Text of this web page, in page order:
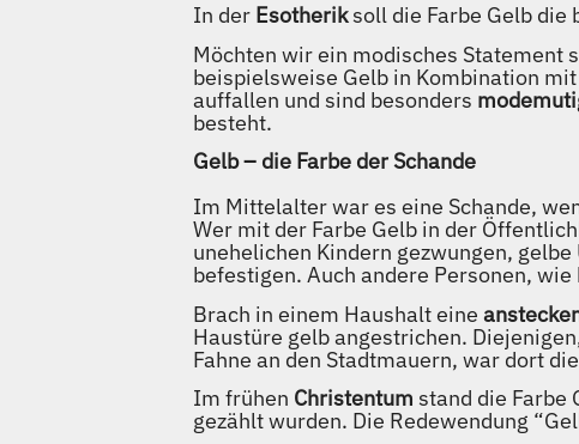
In der Esotheriksoll die Farbe Gelb die
Möchten wir ein modisches Statement
beispielsweise Gelb in Kombination
auffallen und sind besonders
besteht.
Gelb – die Farbe der Schande
Im Mittelalter war es eine Schande,
Wer mit der Farbe Gelb in der
unehelichen Kindern gezwungen,
befestigen. Auch andere Personen,
Brach in einem Haushalt eine
Haustüre gelb angestrichen.
Fahne an den Stadtmauern, war dort die
Im frühen Christentumstand die Farbe
gezählt wurden. Die Redewendung